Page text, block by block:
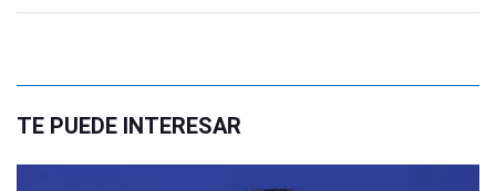
TE PUEDE INTERESAR